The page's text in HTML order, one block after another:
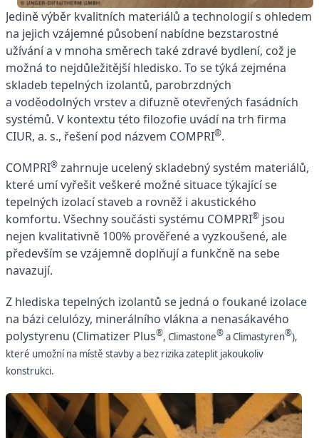
Jedině výběr kvalitních materiálů a technologií s ohledem
na jejich vzájemné působení nabídne bezstarostné
užívání a v mnoha směrech také zdravé bydlení, což je
možná to nejdůležitější hledisko. To se týká zejména
skladeb tepelných izolantů, parobrzdných
a voděodolných vrstev a difuzně otevřených fasádních
systémů. V kontextu této filozofie uvádí na trh firma
CIUR, a. s., řešení pod názvem COMPRI®.
COMPRI® zahrnuje ucelený skladebný systém materiálů,
které umí vyřešit veškeré možné situace týkající se
tepelných izolací staveb a rovněž i akustického
komfortu. Všechny součásti systému COMPRI® jsou
nejen kvalitativně 100% prověřené a vyzkoušené, ale
především se vzájemně doplňují a funkčně na sebe
navazují.
Z hlediska tepelných izolantů se jedná o foukané izolace
na bázi celulózy, minerálního vlákna a nenasákavého
polystyrenu (Climatizer Plus®, Climastone®a Climastyren®),
které umožní na místě stavby a bez rizika zateplit jakoukoliv
konstrukci.